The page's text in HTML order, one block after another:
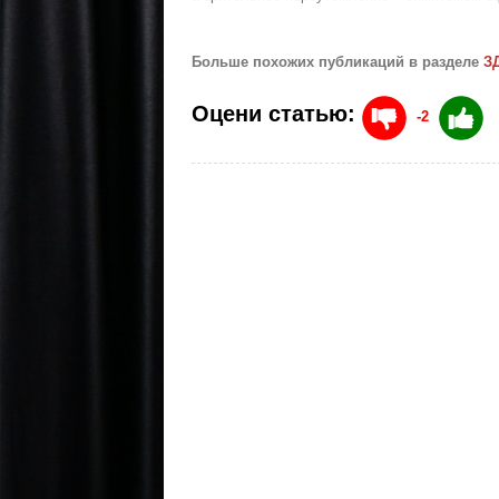
Больше похожих публикаций в разделе
Оцени статью: -2